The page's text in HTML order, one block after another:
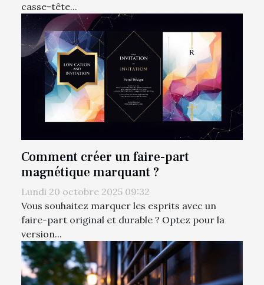
casse-tête...
Comment créer un faire-part
magnétique marquant ?
Lundi 20 octobre 2025 09:32
Vous souhaitez marquer les esprits avec un
faire-part original et durable ? Optez pour la
version...